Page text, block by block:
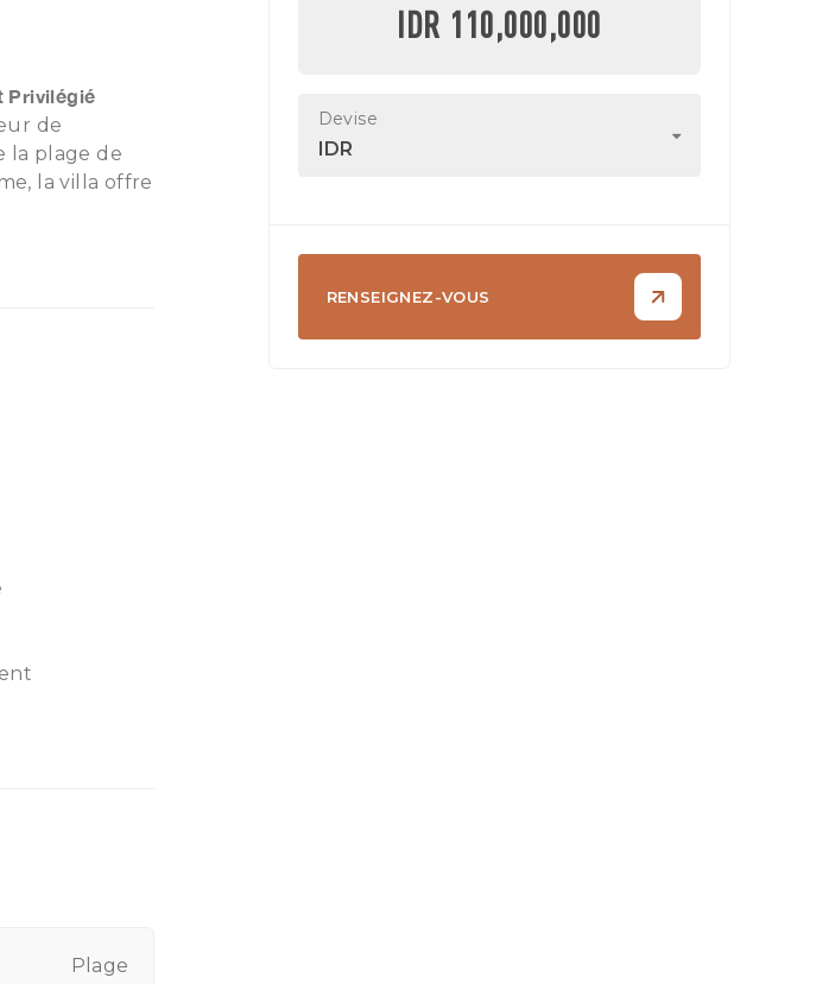
Privilégié
de
la plage de
la villa offre
tout en
Plage
IDR 110,000,000
Devise
IDR
RENSEIGNEZ-VOUS